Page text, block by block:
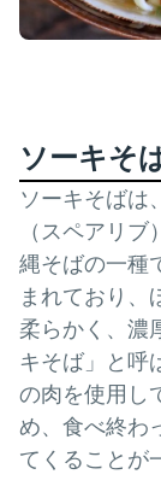
ソーキそ
ソーキそばは
（スペアリ
縄そばの一種
まれており、
柔らかく、濃
キそば」と呼
の肉を使用し
め、食べ終わ
てくることが